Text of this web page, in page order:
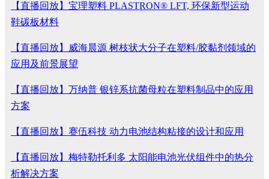
【直播回放】宝理塑料 PLASTRON® LFT, 环保新型运动
鞋碳板材料
【直播回放】威海晨源 树枝状大分子在塑料/胶黏剂领域的
应用及前景展望
【直播回放】万纳普 银锌系抗菌母粒在塑料制品中的应用
方案
【直播回放】赛伍科技 动力电池结构粘接的设计和应用
【直播回放】梅特勒托利多 太阳能电池光伏组件中的热分
析解决方案